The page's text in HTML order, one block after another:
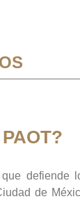
defiende
de